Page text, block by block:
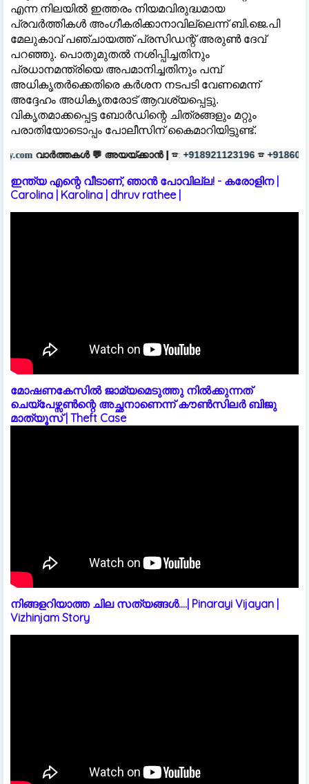
എന്ന നിലയിൽ ഇത്തരം നിയമവിരുദ്ധമായ
പ്രവർത്തികൾ അംഗീകരിക്കാനാവില്ലെന്ന് ബി.ജെ.പി
മേലുകാവ് പഞ്ചായത്ത് പ്രസിഡന്റ് അരുൺ ദേവ്
പറഞ്ഞു. പൊതുമുതൽ നശിപ്പിച്ചതിനും
പ്രധാനമന്ത്രിയെ അപമാനിച്ചതിനും പമ്പ്
അധികൃതർക്കെതിരെ കർശന നടപടി വേണമെന്ന്
അദ്ദേഹം അധികൃതരോട് ആവശ്യപ്പെട്ടു.
വികൃതമാക്കപ്പെട്ട ബോർഡിന്റെ ചിത്രങ്ങളും മറ്റും
പരാതിയോടൊപ്പം പോലീസിന് കൈമാറിയിട്ടുണ്ട്.
💬അയയ്ക്കാൻ | ☎: +918921123196 ☎ +918606657037
ഇന്ത്യ എന്റെ വീടാണ്, ഞാൻ പോവില്ല! - കരോളിന |
Carolina | Karolina | dhruv rathee |
മോഷണകേസിൽ ജാമ്യമെടുത്തു നിൽക്കുന്നത്
ചെയ്പേഴ്സൺന്റെ അച്ഛനാണെന്ന് കൗൺസിലർ ബിജു
മാത്യൂസ് | Theft Case
നിങ്ങളറിയാത്ത ചില സത്യങ്ങൾ....| Pinarayi Vijayan |
Vizhinjam Story